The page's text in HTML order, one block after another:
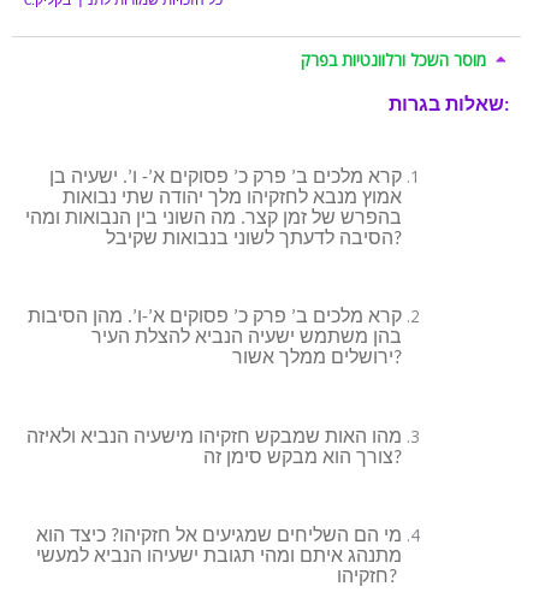
מוסר השכל ורלוונטיות בפרק
שאלות בגרות:
קרא מלכים ב’ פרק כ’ פסוקים א’- ו’. ישעיה בן
אמוץ מנבא לחזקיהו מלך יהודה שתי נבואות
בהפרש של זמן קצר. מה השוני בין הנבואות ומהי
הסיבה לדעתך לשוני בנבואות שקיבל?
קרא מלכים ב’ פרק כ’ פסוקים א’-ו’. מהן הסיבות
בהן משתמש ישעיה הנביא להצלת העיר
ירושלים ממלך אשור?
מהו האות שמבקש חזקיהו מישעיה הנביא ולאיזה
צורך הוא מבקש סימן זה?
מי הם השליחים שמגיעים אל חזקיהו? כיצד הוא
מתנהג איתם ומהי תגובת ישעיהו הנביא למעשי
חזקיהו?